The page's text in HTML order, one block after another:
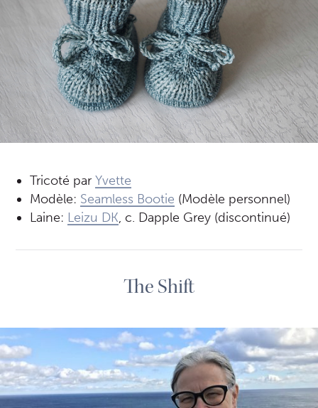
Tricoté parYvette
Modèle: Seamless Bootie (Modèle personnel)
Laine: Leizu DK, c. Dapple Grey (discontinué)
The Shift